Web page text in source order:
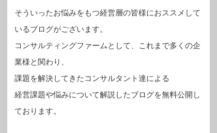
そういったお悩みをもつ経営層の皆様におススメして
いるブログがございます。
コンサルティングファームとして、これまで多くの企
業様と関わり、
課題を解決してきたコンサルタント達による
経営課題や悩みについて解説したブログを無料公開し
ております。